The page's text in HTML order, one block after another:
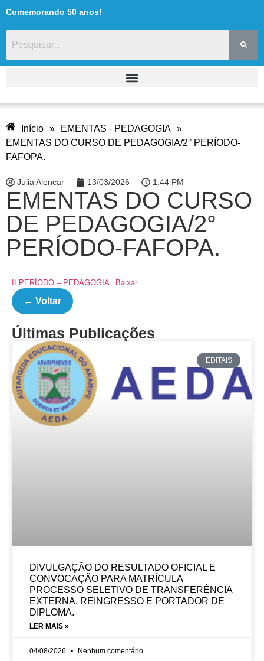
Comemorando 50 anos!
Início » EMENTAS - PEDAGOGIA »
EMENTAS DO CURSO DE PEDAGOGIA/2° PERÍODO-
FAFOPA.
Julia Alencar 13/03/2026 1:44 PM
EMENTAS DO CURSO
DE PEDAGOGIA/2°
PERÍODO-FAFOPA.
II PERÍODO – PEDAGOGIA Baixar
← Voltar
Últimas Publicações
EDITAIS
DIVULGAÇÃO DO RESULTADO OFICIAL E
CONVOCAÇÃO PARA MATRÍCULA
PROCESSO SELETIVO DE TRANSFERÊNCIA
EXTERNA, REINGRESSO E PORTADOR DE
DIPLOMA.
LER MAIS »
04/08/2026 Nenhum comentário